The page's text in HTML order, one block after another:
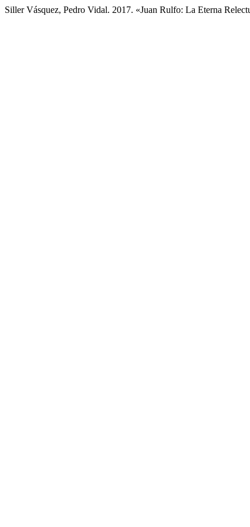
Siller Vásquez, Pedro Vidal. 2017. «Juan Rulfo: La Eterna